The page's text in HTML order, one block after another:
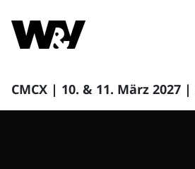
CMCX | 10. & 11. März 2027